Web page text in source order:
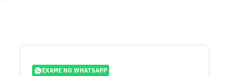
EXAME NO WHATSAPP